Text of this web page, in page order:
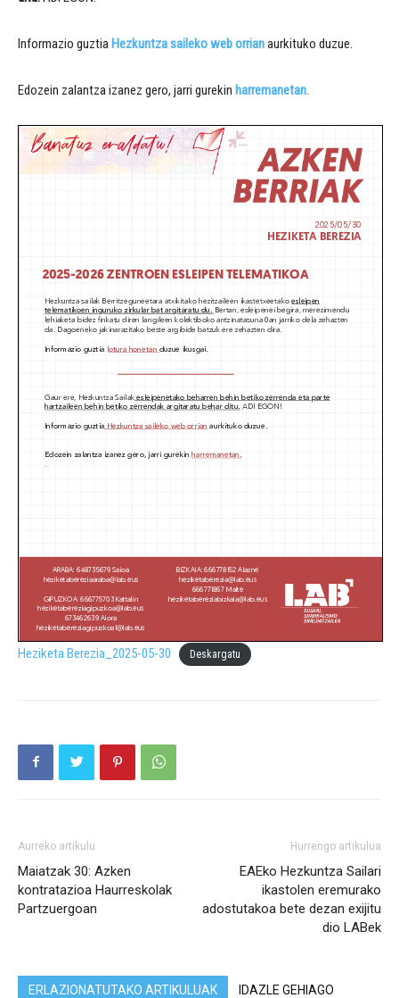
Informazio guztia Hezkuntza saileko web orrianaurkituko duzue.
Edozein zalantza izanez gero, jarri gurekin harremanetan.
Heziketa Berezia_2025-05-30 Deskargatu
Aurreko artikulu
Maiatzak 30: Azken
kontratazioa Haurreskolak
Partzuergoan
Hurrengo artikulua
EAEko Hezkuntza Sailari
ikastolen eremurako
adostutakoa bete dezan exijitu
dio LABek
ERLAZIONATUTAKO ARTIKULUAK IDAZLE GEHIAGO